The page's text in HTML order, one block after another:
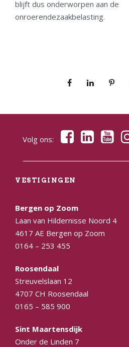
blijft dus onderworpen aan de
onroerendezaakbelasting.
Volg ons:
VESTIGINGEN
Bergen op Zoom
Laan van Hildernisse Noord 4
4617 AE Bergen op Zoom
0164 – 253 455
Roosendaal
Streuvelslaan 12
4707 CH Roosendaal
0165 – 585 900
Sint Maartensdijk
Onder de Linden 7